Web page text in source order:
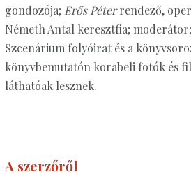
gondozója; Erős Péterrendező,
Németh Antal keresztfia; moderátor;
Szcenárium folyóirat és a
könyvbemutatón korabeli fotók és
láthatóak lesznek.
A szerzőről